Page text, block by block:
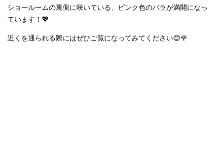
ショールームの裏側に咲いている、ピンク色のバラが満開になっ
ています！💖
近くを通られる際にはぜひご覧になってみてください😊🌹